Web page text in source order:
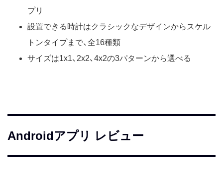
プリ
設置できる時計はクラシックなデザインからスケル
トンタイプまで、全16種類
サイズは1x1、2x2、4x2の3パターンから選べる
Androidアプリ レビュー